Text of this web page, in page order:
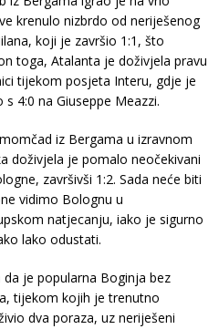
krenulo nizbrdo od neriješenog
koji je završio 1:1, što
toga, Atalanta je doživjela pravu
tijekom posjeta Interu, gdje je
4:0 na Giuseppe Meazzi.
iz Bergama u izravnom
doživjela je pomalo neočekivani
završivši 1:2. Sada neće biti
vidimo Bolognu u
natjecanju, iako je sigurno
lako odustati.
je popularna Boginja bez
tijekom kojih je trenutno
dva poraza, uz neriješeni